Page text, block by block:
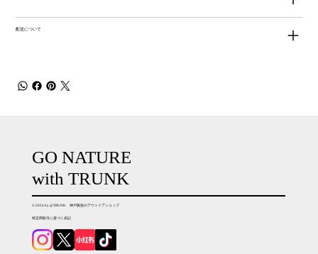
配送について
GO NATURE
with TRUNK
© 2024 by @TRUNK 神戸阪急のアウトドアショップ
特定商取引に基づく表記